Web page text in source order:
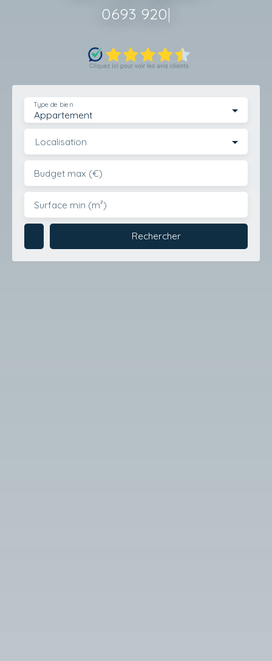
0693 920 620
Appartement
Type de bien
Localisation
Budget max (€)
Surface min (m²)
Rechercher